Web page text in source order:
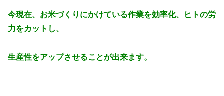
今現在、お米づくりにかけている作業を効率化、ヒトの労
力をカットし、
生産性をアップさせることが出来ます。